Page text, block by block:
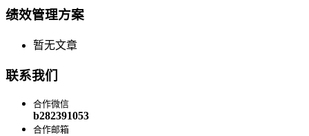
绩效管理方案
暂无文章
联系我们
合作微信
b282391053
合作邮箱